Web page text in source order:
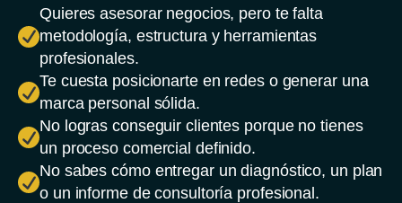
Quieres asesorar negocios, pero te falta
metodología, estructura y herramientas
profesionales.
Te cuesta posicionarte en redes o generar una
marca personal sólida.
No logras conseguir clientes porque no tienes
un proceso comercial definido.
No sabes cómo entregar un diagnóstico, un plan
o un informe de consultoría profesional.